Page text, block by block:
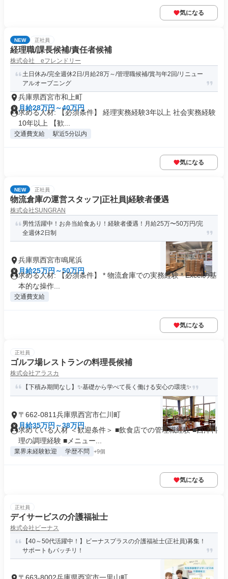
気になる
NEW 正社員
経理職/課長候補/責任者候補
株式会社 eフレンドリー
土日休み/完全週休2日/月給28万～/管理職候補/賞与年2回/リニュー
アルオープニング
兵庫県西宮市和上町
月給28万円～40万円
求める人材: 【必須条件】 経理実務経験3年以上 社会実務経験
10年以上 【歓...
交通費支給 駅近5分以内
気になる
NEW 正社員
物流倉庫の運営スタッフ|正社員|経験者優遇
株式会社SUNGRAN
男性活躍中！お弁当給食あり！経験者優遇！月給25万〜50万円/完
全週休2日制
兵庫県西宮市鳴尾浜
月給25万円～50万円
求める人材: 【必須条件】 * 物流倉庫での実務経験 * Excelの基
本的な操作...
交通費支給
気になる
正社員
ゴルフ場レストランの料理長候補
株式会社アラスカ
【下積み期間なし】✨基礎から学べて長く働ける安心の環境✨
〒662-0811兵庫県西宮市仁川町
月給35万円～38万円
求めている人材 ＜歓迎条件＞ ■飲食店での管理職経験 ■西洋料
理の調理経験 ■メニュー...
業界未経験歓迎 学歴不問 +9個
気になる
正社員
デイサービスの介護福祉士
株式会社ビーナス
【40～50代活躍中！】ビーナスプラスの介護福祉士(正社員)募集！
サポートもバッチリ！